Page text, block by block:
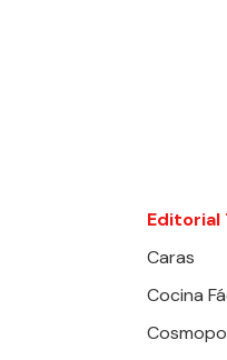
Editorial
Caras
Cocina